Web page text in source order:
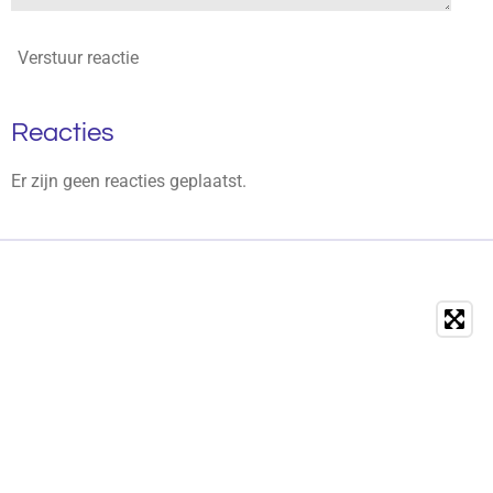
Verstuur reactie
Reacties
Er zijn geen reacties geplaatst.